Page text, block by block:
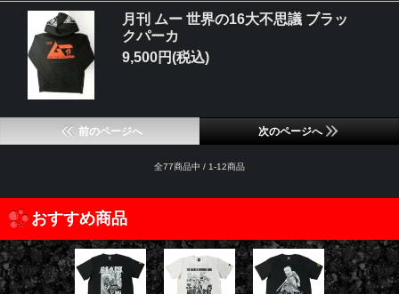
月刊 ムー 世界の16大不思議 ブラッ
クパーカ
9,500円(税込)
前のページへ 次のページへ
全77商品中 / 1-12商品
おすすめ商品